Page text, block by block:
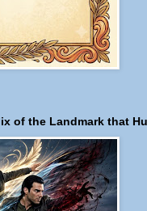
of the Landmark that